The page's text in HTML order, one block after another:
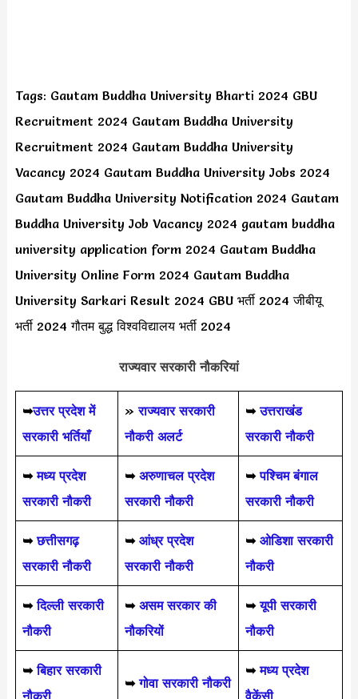
Tags: Gautam Buddha University Bharti 2024 GBU
Recruitment 2024 Gautam Buddha University
Recruitment 2024 Gautam Buddha University
Vacancy 2024 Gautam Buddha University Jobs 2024
Gautam Buddha University Notification 2024 Gautam
Buddha University Job Vacancy 2024 gautam buddha
university application form 2024 Gautam Buddha
University Online Form 2024 Gautam Buddha
University Sarkari Result 2024 GBU भर्ती 2024 जीबीयू
भर्ती 2024 गौतम बुद्ध विश्वविद्यालय भर्ती 2024
राज्यवार सरकारी नौकरियां
➥उत्तर प्रदेश में
सरकारी भर्तियाँ
»राज्यवार सरकारी
नौकरी अलर्ट
➥ उत्तराखंड
सरकारी नौकरी
➥ मध्य प्रदेश
सरकारी नौकरी
➥ अरुणाचल प्रदेश
सरकारी नौकरी
➥ पश्चिम बंगाल
सरकारी नौकरी
➥ छत्तीसगढ़
सरकारी नौकरी
➥ आंध्र प्रदेश
सरकारी नौकरी
➥ ओडिशा सरकारी
नौकरी
➥ दिल्ली सरकारी
नौकरी
➥ असम सरकार की
नौकरियों
➥ यूपी सरकारी
नौकरी
➥बिहार सरकारी
➥गोवा सरकारी नौकरी
➥ मध्य प्रदेश